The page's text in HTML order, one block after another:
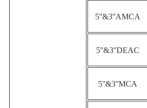
5''&3''AMCA
5''&3''DEAC
5''&3''MCA